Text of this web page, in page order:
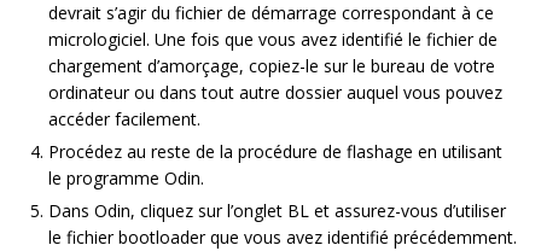
devrait s’agir du fichier de démarrage correspondant à ce
micrologiciel. Une fois que vous avez identifié le fichier de
chargement d’amorçage, copiez-le sur le bureau de votre
ordinateur ou dans tout autre dossier auquel vous pouvez
accéder facilement.
Procédez au reste de la procédure de flashage en utilisant
le programme Odin.
Dans Odin, cliquez sur l’onglet BL et assurez-vous d’utiliser
le fichier bootloader que vous avez identifié précédemment.